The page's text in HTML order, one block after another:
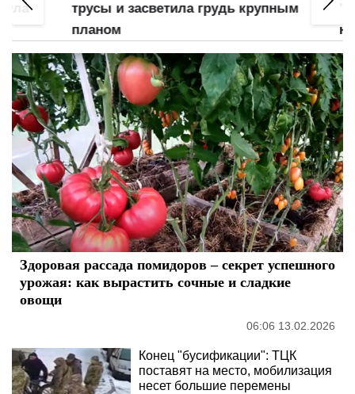
трусы и засветила грудь крупным
планом
нее
Здоровая рассада помидоров – секрет успешного
урожая: как вырастить сочные и сладкие
овощи
06:06 13.02.2026
Конец "бусификации": ТЦК
поставят на место, мобилизация
несет большие перемены